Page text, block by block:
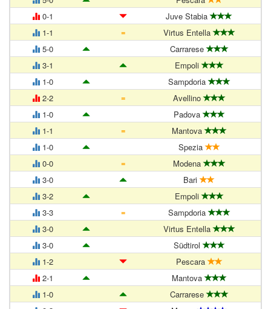
0-1
Juve Stabia
1-1
=
Virtus Entella
5-0
Carrarese
3-1
Empoli
1-0
Sampdoria
2-2
=
Avellino
1-0
Padova
1-1
=
Mantova
1-0
Spezia
0-0
=
Modena
3-0
Bari
3-2
Empoli
3-3
=
Sampdoria
3-0
Virtus Entella
3-0
Südtirol
1-2
Pescara
2-1
Mantova
1-0
Carrarese